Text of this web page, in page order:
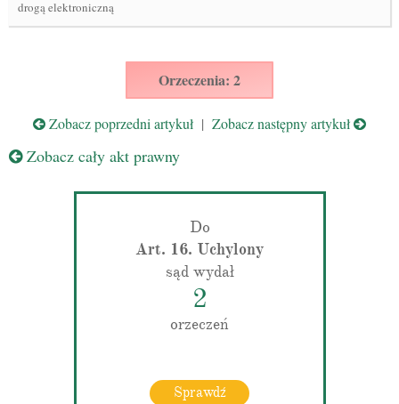
drogą elektroniczną
Orzeczenia: 2
Zobacz poprzedni artykuł | Zobacz następny artykuł
Zobacz cały akt prawny
Do
Art. 16. Uchylony
sąd wydał
2
orzeczeń
Sprawdź